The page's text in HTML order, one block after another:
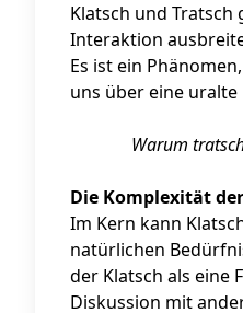
Klatsch und
Interaktion
Es ist ein
uns über eine uralte
Warum
Die Komplexität
Im Kern kann
natürlichen
der Klatsch als eine
Diskussion mit